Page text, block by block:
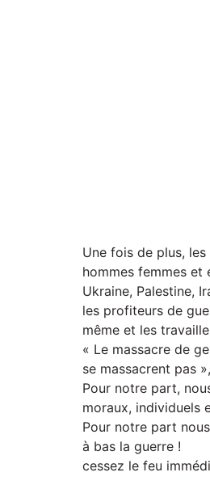
Une fois de plus,
hommes femmes et
Ukraine, Palestine,
les profiteurs de
même et les
« Le massacre de
se massacrent pas
Pour notre part,
moraux, individuels
Pour notre part
à bas la guerre !
cessez le feu